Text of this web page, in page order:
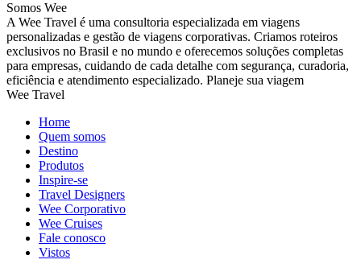
Somos Wee
A Wee Travel é uma consultoria especializada em viagens
personalizadas e gestão de viagens corporativas. Criamos roteiros
exclusivos no Brasil e no mundo e oferecemos soluções completas
para empresas, cuidando de cada detalhe com segurança, curadoria,
eficiência e atendimento especializado. Planeje sua viagem
Wee Travel
Home
Quem somos
Destino
Produtos
Inspire-se
Travel Designers
Wee Corporativo
Wee Cruises
Fale conosco
Vistos